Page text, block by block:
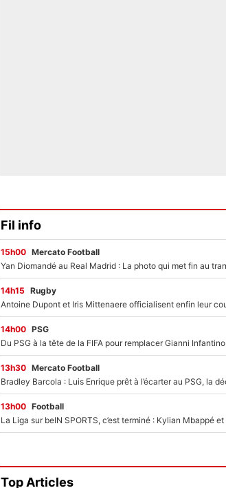
Fil info
15h00 Mercato Football
14h15 Rugby
14h00 PSG
13h30 Mercato Football
13h00 Football
Top Articles